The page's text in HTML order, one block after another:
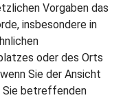
Vorgaben das
insbesondere in
oder des Orts
Sie der Ansicht
Sie betreffenden